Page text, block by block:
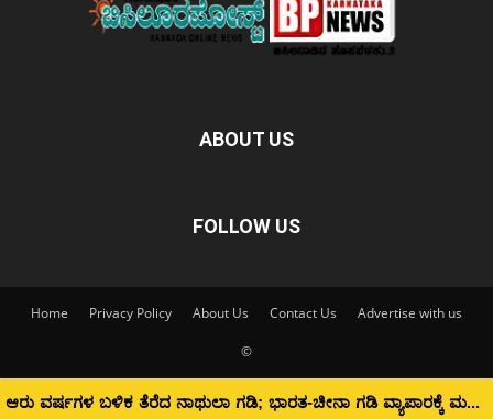
ABOUT US
FOLLOW US
Home Privacy Policy About Us Contact Us Advertise with us
©
ಆರು ವರ್ಷಗಳ ಬಳಿಕ ತೆರೆದ ನಾಥುಲಾ ಗಡಿ; ಭಾರತ-ಚೀನಾ ಗಡಿ ವ್ಯಾಪಾರಕ್ಕೆ ಮರುಜೀವ